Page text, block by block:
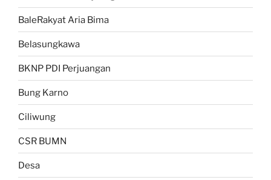
BaleRakyat Aria Bima
Belasungkawa
BKNP PDI Perjuangan
Bung Karno
Ciliwung
CSR BUMN
Desa